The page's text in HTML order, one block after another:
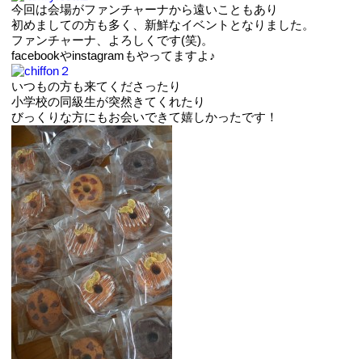
今回は会場がファンチャーナから遠いこともあり
初めましての方も多く、新鮮なイベントとなりました。
ファンチャーナ、よろしくです(笑)。
facebookやinstagramもやってますよ♪
いつもの方も来てくださったり
小学校の同級生が突然きてくれたり
びっくりな方にもお会いできて嬉しかったです！